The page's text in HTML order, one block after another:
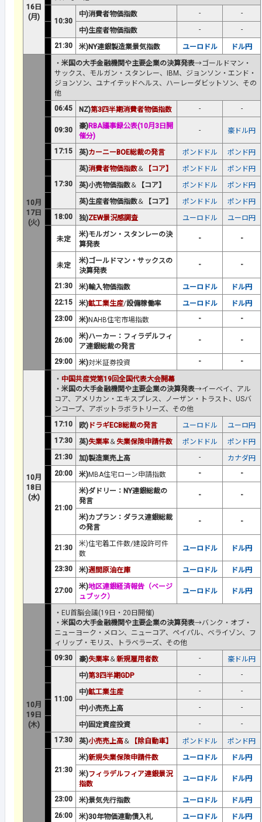
16日
(月)
10:30
中)消費者物価指数 - -
中)生産者物価指数 -
-
21:30
米)NY連銀製造業景気指数 ユーロドル ドル円
10月
17日
(火)
・ 米国の大手金融機関や主要企業の決算発表→ゴールドマン・
サックス、モルガン・スタンレー、IBM、ジョンソン・エンド・
ジョンソン、ユナイテッドヘルス、ハーレーダビットソン、その
他
06:45
NZ)第3四半期消費者物価指数 - -
09:30 豪)RBA議事録公表(10月3日開
催分)
- 豪ドル円
17:15 英)カーニーBOE総裁の発言 ポンドドル ポンド円
17:30
英)消費者物価指数＆ 【コア】 ポンドドル
ポンド円
英)小売物価指数＆ 【コア】 ポンドドル
ポンド円
英)生産者物価指数＆ 【コア】 ポンドドル
ポンド円
18:00
独)ZEW景況感調査 ユーロドル ユーロ円
未定
米)モルガン・スタンレーの決
算発表
- -
未定
米)ゴールドマン・サックスの
決算発表
- -
21:30 米)輸入物価指数 ユーロドル
ドル円
22:15
米)鉱工業生産/設備稼働率 ユーロドル
ドル円
23:00
米)NAHB住宅市場指数 - -
26:00
米)ハーカー：フィラデルフィ
ア連銀総裁の発言
- -
29:00 米)対米証券投資 - -
10月
18日
(水)
・ 中国共産党第19回全国代表大会開幕
・ 米国の大手金融機関や主要企業の決算発表→イーベイ、アル
コア、アメリカン・エキスプレス、ノーザン・トラスト、USバ
ンコープ、アボットラボラトリーズ、その他
17:10
欧) ドラギECB総裁の発言 ユーロドル
ユーロ円
17:30
英)失業率＆失業保険申請件数 ポンドドル
ポンド円
21:30
加)製造業売上高 -
カナダ円
20:00
米)MBA住宅ローン申請指数 - -
21:00
米)ダドリー：NY連銀総裁の
発言
- -
米)カプラン：ダラス連銀総裁
の発言
- -
21:30 米)住宅着工件数/建設許可件
数
ユーロドル ドル円
23:30 米)週間原油在庫 ユーロドル ドル円
27:00 米)地区連銀経済報告（ベージ
ュブック）
ユーロドル ドル円
10月
19日
(木)
・EU首脳会議(19日・20日開催)
・ 米国の大手金融機関や主要企業の決算発表→バンク・オブ・
ニューヨーク・メロン、ニューコア、ペイパル、ベライゾン、フ
ィリップ・モリス、トラベラーズ、その他
09:30
豪)失業率＆新規雇用者数 - 豪ドル円
11:00
中)第3四半期GDP - -
中)鉱工業生産 - -
中)小売売上高 - -
中)固定資産投資 -
-
17:30
英)小売売上高＆ 【除自動車】 ポンドドル ポンド円
21:30
米)新規失業保険申請件数 ユーロドル
ドル円
米)フィラデルフィア連銀景況
指数
ユーロドル ドル円
23:00 米)景気先行指数 ユーロドル
ドル円
26:00
米)30年物価連動債入札 ユーロドル ドル円